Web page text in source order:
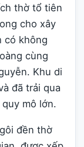
thờ tổ tiên
cho xây
có không
cùng
Khu di
đã trải qua
mô lớn.
đền thờ